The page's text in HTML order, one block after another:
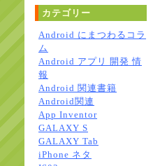
カテゴリー
Android にまつわるコラ
ム
Android アプリ 開発 情
報
Android 関連書籍
Android関連
App Inventor
GALAXY S
GALAXY Tab
iPhone ネタ